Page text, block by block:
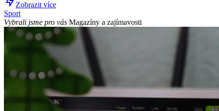
Zobrazit více
Sport
Vybrali jsme pro vás Magazíny a zajímavosti